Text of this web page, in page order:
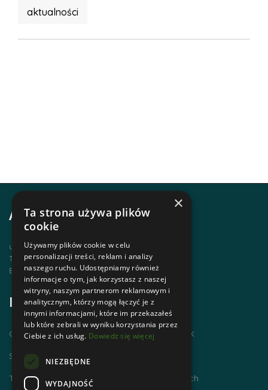
aktualności
Adres i kontakt
ul. Krupówki 12, 34-500 Zakopane
Telefon | +48 1820 630 12
Email | biuro@zakopanepttk.pl
Informacje
Chodzimy po górach i zdobywamy GOT PTTK
Szlaki Tatr Polskich
Tatrzańskie Centrum Szlaków Transgranicznych
×
Ta strona używa plików
cookie
Używamy plików cookie w celu
personalizacji treści, reklam i analizy
naszego ruchu. Udostępniamy również
informacje o tym, jak korzystasz z naszej
witryny, naszym partnerom reklamowym i
analitycznym, którzy mogą łączyć je z
innymi informacjami, które im przekazałeś
lub które zebrali w wyniku korzystania przez
Ciebie z ich usług. Dowiedz się więcej
NIEZBĘDNE
WYDAJNOŚĆ